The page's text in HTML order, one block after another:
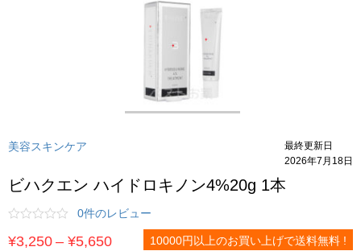
美容スキンケア
最終更新日
2026年7月18日
ビハクエン ハイドロキノン4%20g 1本
0件のレビュー
¥3,250–¥5,650価
10000円以上のお買い上げで送料無料 !